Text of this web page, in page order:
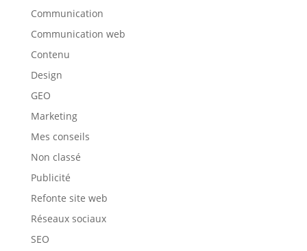
Communication
Communication web
Contenu
Design
GEO
Marketing
Mes conseils
Non classé
Publicité
Refonte site web
Réseaux sociaux
SEO